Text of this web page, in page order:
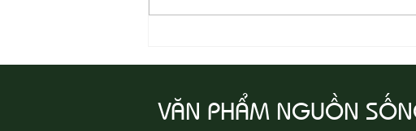
08-07 Nhân Từ Và Chân Thật
VĂN PHẨM NGUỒN